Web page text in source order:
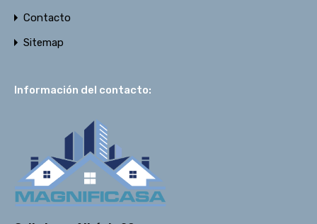
Contacto
Sitemap
Información del contacto: